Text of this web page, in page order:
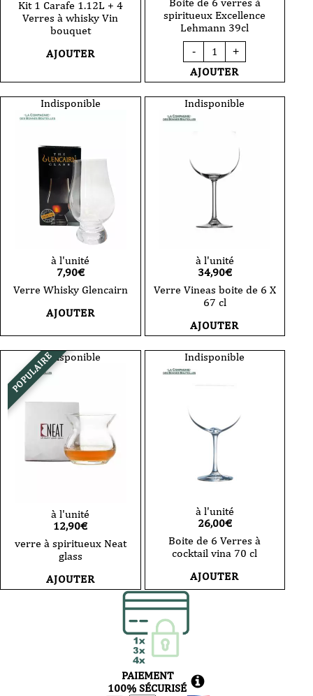
Kit 1 Carafe 1.12L + 4
Verres à whisky Vin
bouquet
AJOUTER
spiritueux Excellence
Lehmann 39cl
-
quantité
de
Boite
de
verres
à
Excellence
Lehmann
+
AJOUTER
Indisponible
à l'unité
7,90€
Verre Whisky Glencairn
AJOUTER
Indisponible
à l'unité
34,90€
Verre Vineas boite de 6 X
67 cl
AJOUTER
POPULAIREIndisponible
à l'unité
12,90€
verre à spiritueux Neat
glass
AJOUTER
Indisponible
à l'unité
26,00€
Boite de 6 Verres à
cocktail vina 70 cl
AJOUTER
PAIEMENT
100% SÉCURISÉ